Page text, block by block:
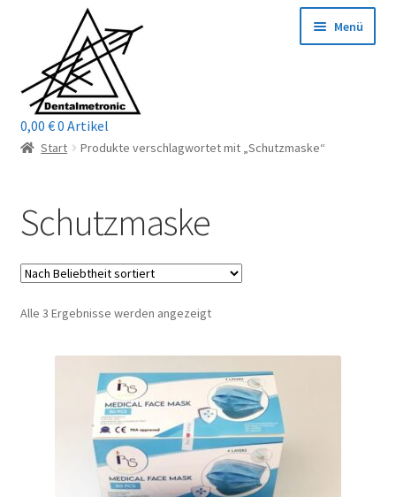
Navigation
springen
springen
Menü
Home
Mein Konto / Login
Kontakt
Reparaturservice
Wichtige Infos
0,00 €0 Artikel
Start Produkte verschlagwortet mit „Schutzmaske“
Schutzmaske
Alle 3 Ergebnisse werden angezeigtNach